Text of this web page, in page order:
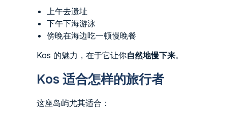
上午去遗址
下午下海游泳
傍晚在海边吃一顿慢晚餐
Kos 的魅力，在于它让你自然地慢下来。
Kos 适合怎样的旅行者
这座岛屿尤其适合：